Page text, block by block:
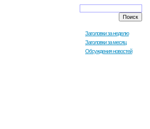
Заголовки за неделю
Заголовки за месяц
Обсуждения новостей